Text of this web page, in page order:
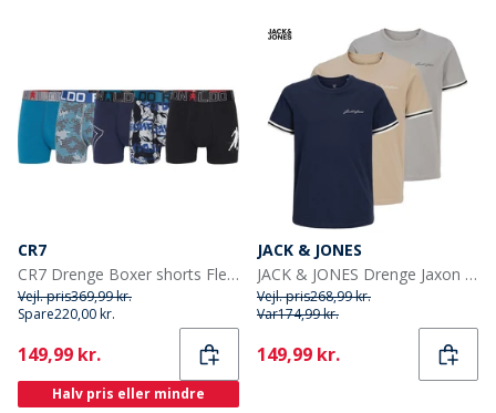
CR7
CR7 Drenge Boxer shorts Flerfarvet
Vejl. pris369,99 kr.
Spare220,00 kr.
Current
149,99 kr.
Halv pris eller mindre
JACK & JONES
JACK & JONES Drenge Jaxon T-shirts Flerfarvet
Vejl. pris268,99 kr.
Var174,99 kr.
Current
149,99 kr.